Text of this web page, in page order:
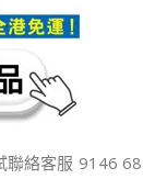
聯絡客服 9146